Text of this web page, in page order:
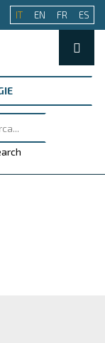
IT EN FR ES